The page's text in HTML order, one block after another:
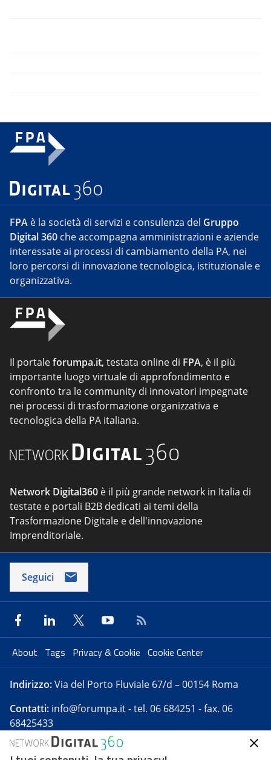
FPA è la società di servizi e consulenza del Gruppo
Digital 360 che accompagna amministrazioni e aziende
interessate ai processi di cambiamento della PA, nei
loro percorsi di innovazione tecnologica, istituzionale e
organizzativa.
Il portaleforumpa.it, testata online di FPA, è il più
importante luogo virtuale di approfondimento e
confronto tra le community di innovatori impegnate
nei processi di trasformazione organizzativa e
tecnologica della PA italiana.
Network Digital360 è il più grande network in Italia di
testate e portali B2B dedicati ai temi della
Trasformazione Digitale e dell'innovazione
Imprenditoriale.
Seguici
About Tags Privacy & Cookie Cookie Center
Indirizzo:Via del Porto Fluviale 67/d – 00154 Roma
Contatti: info@forumpa.it- tel. 06 684251 - fax. 06
68425433